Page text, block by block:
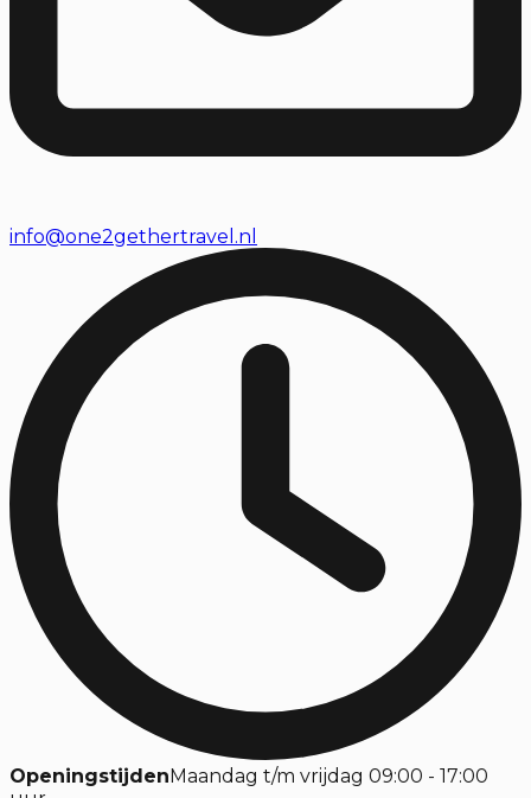
info@one2gethertravel.nl
Openingstijden Maandag t/m vrijdag 09:00 - 17:00